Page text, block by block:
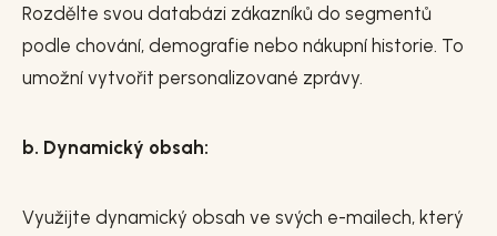
Rozdělte svou databázi zákazníků do segmentů
podle chování, demografie nebo nákupní historie. To
umožní vytvořit personalizované zprávy.
b. Dynamický obsah:
Využijte dynamický obsah ve svých e-mailech, který